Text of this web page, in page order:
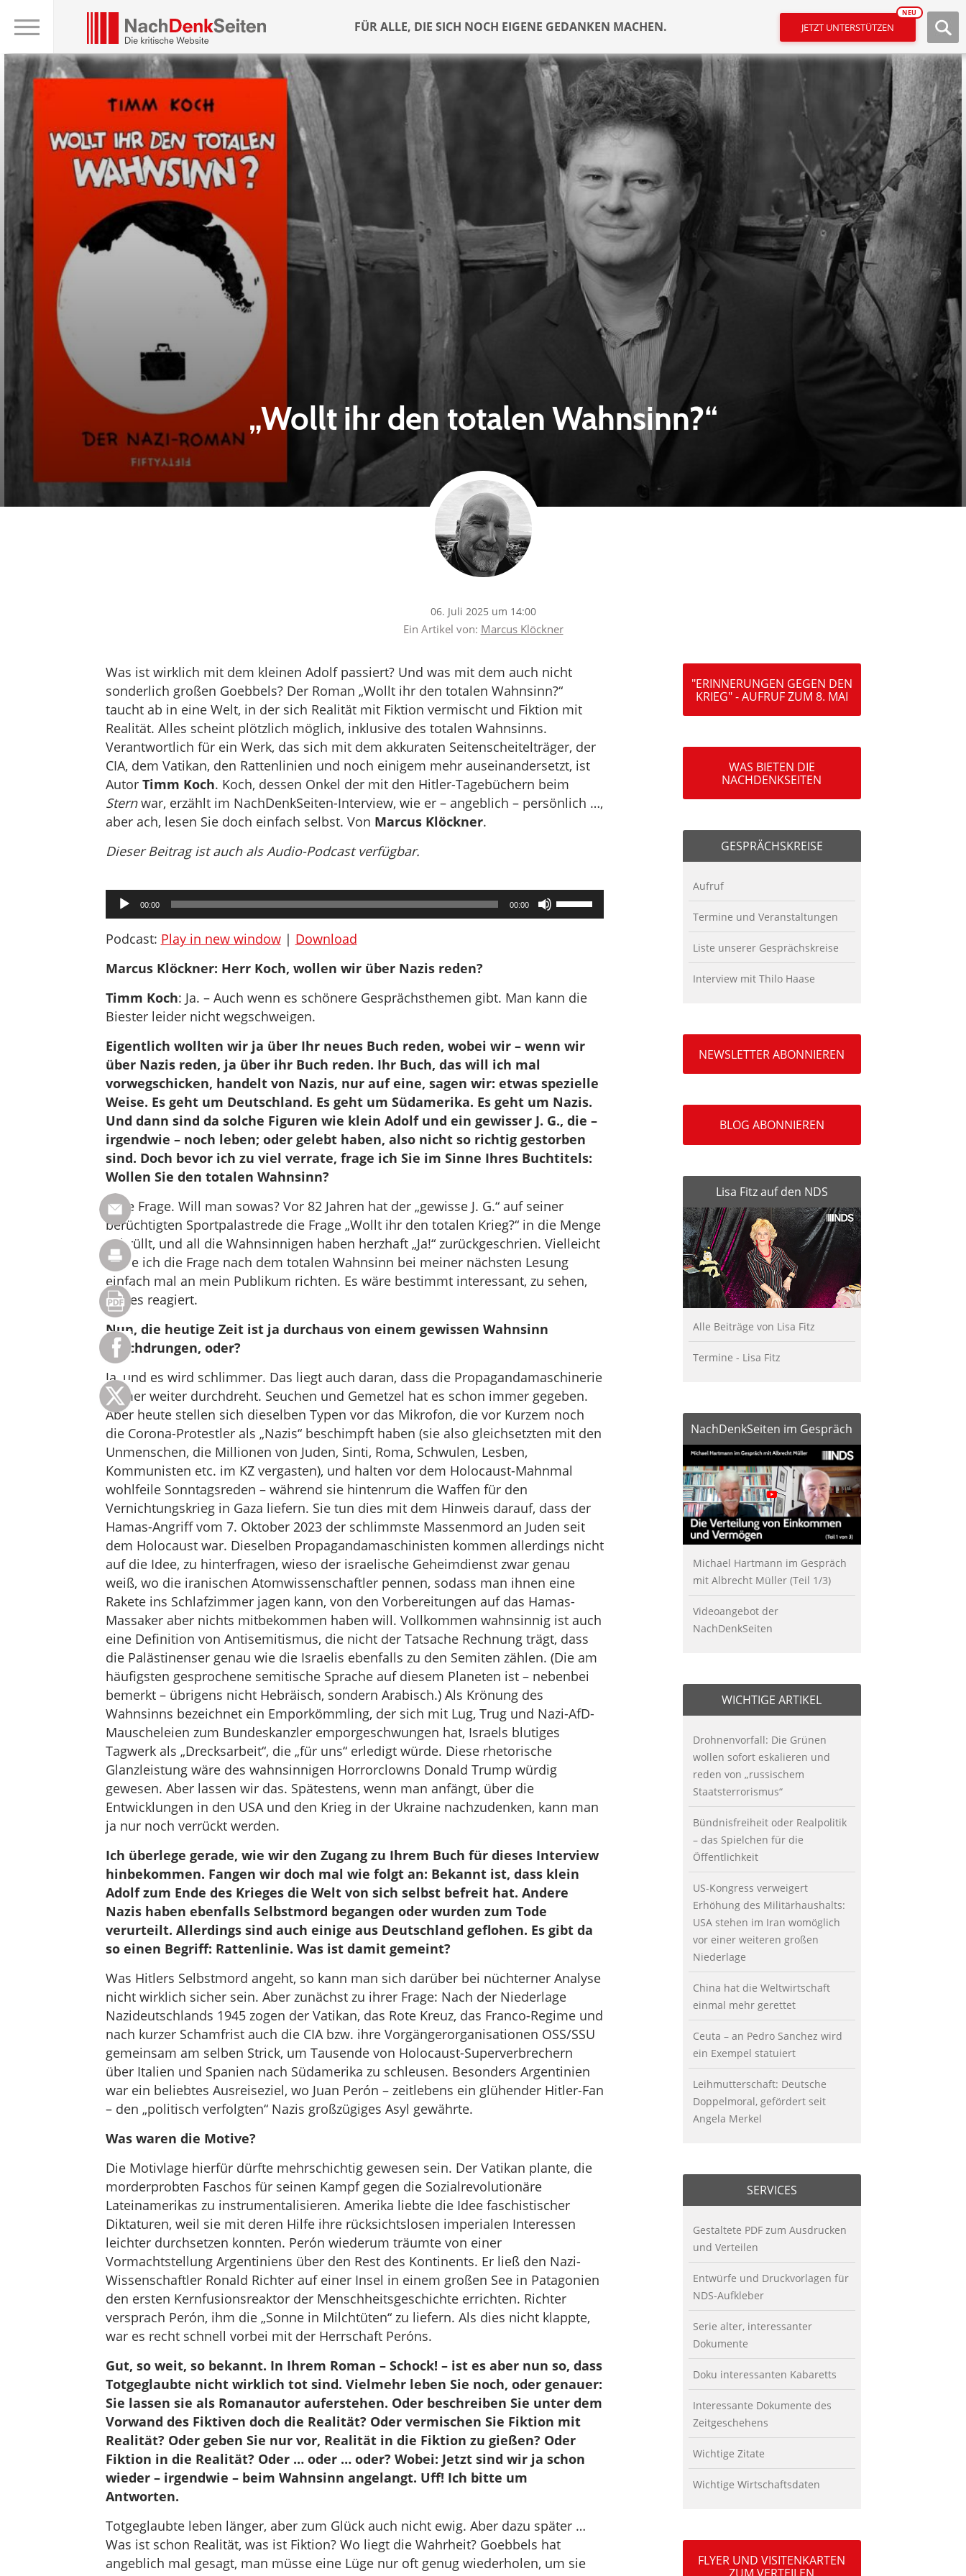
FÜR ALLE, DIE SICH NOCH EIGENE GEDANKEN MACHEN. JETZT UNTERSTÜTZEN
NEU
„Wollt ihr den totalen Wahnsinn?“
06. Juli 2025 um 14:00
Ein Artikel von: Marcus Klöckner
Was ist wirklich mit dem kleinen Adolf passiert? Und was mit dem auch nicht
sonderlich großen Goebbels? Der Roman „Wollt ihr den totalen Wahnsinn?“
taucht ab in eine Welt, in der sich Realität mit Fiktion vermischt und Fiktion mit
Realität. Alles scheint plötzlich möglich, inklusive des totalen Wahnsinns.
Verantwortlich für ein Werk, das sich mit dem akkuraten Seitenscheitelträger, der
CIA, dem Vatikan, den Rattenlinien und noch einigem mehr auseinandersetzt, ist
Autor Timm Koch. Koch, dessen Onkel der mit den Hitler-Tagebüchern beim
Sternwar, erzählt im NachDenkSeiten-Interview, wie er – angeblich – persönlich …,
aber ach, lesen Sie doch einfach selbst. Von Marcus Klöckner.
Dieser Beitrag ist auch als Audio-Podcast verfügbar.
Audio-
Player
00:00 00:00
Pfeiltasten
Hoch/Runter
zu
Podcast: Play in new window| Download
Marcus Klöckner: Herr Koch, wollen wir über Nazis reden?
Timm Koch: Ja. – Auch wenn es schönere Gesprächsthemen gibt. Man kann die
Biester leider nicht wegschweigen.
Eigentlich wollten wir ja über Ihr neues Buch reden, wobei wir – wenn wir
über Nazis reden, ja über ihr Buch reden. Ihr Buch, das will ich mal
vorwegschicken, handelt von Nazis, nur auf eine, sagen wir: etwas spezielle
Weise. Es geht um Deutschland. Es geht um Südamerika. Es geht um Nazis.
Und dann sind da solche Figuren wie klein Adolf und ein gewisser J. G., die –
irgendwie – noch leben; oder gelebt haben, also nicht so richtig gestorben
sind. Doch bevor ich zu viel verrate, frage ich Sie im Sinne Ihres Buchtitels:
Wollen Sie den totalen Wahnsinn?
Gute Frage. Will man sowas? Vor 82 Jahren hat der „gewisse J. G.“ auf seiner
berüchtigten Sportpalastrede die Frage „Wollt ihr den totalen Krieg?“ in die Menge
gebrüllt, und all die Wahnsinnigen haben herzhaft „Ja!“ zurückgeschrien. Vielleicht
sollte ich die Frage nach dem totalen Wahnsinn bei meiner nächsten Lesung
einfach mal an mein Publikum richten. Es wäre bestimmt interessant, zu sehen,
wie es reagiert.
Nun, die heutige Zeit ist ja durchaus von einem gewissen Wahnsinn
durchdrungen, oder?
Ja, und es wird schlimmer. Das liegt auch daran, dass die Propagandamaschinerie
immer weiter durchdreht. Seuchen und Gemetzel hat es schon immer gegeben.
Aber heute stellen sich dieselben Typen vor das Mikrofon, die vor Kurzem noch
die Corona-Protestler als „Nazis“ beschimpft haben (sie also gleichsetzten mit den
Unmenschen, die Millionen von Juden, Sinti, Roma, Schwulen, Lesben,
Kommunisten etc. im KZ vergasten), und halten vor dem Holocaust-Mahnmal
wohlfeile Sonntagsreden – während sie hintenrum die Waffen für den
Vernichtungskrieg in Gaza liefern. Sie tun dies mit dem Hinweis darauf, dass der
Hamas-Angriff vom 7. Oktober 2023 der schlimmste Massenmord an Juden seit
dem Holocaust war. Dieselben Propagandamaschinisten kommen allerdings nicht
auf die Idee, zu hinterfragen, wieso der israelische Geheimdienst zwar genau
weiß, wo die iranischen Atomwissenschaftler pennen, sodass man ihnen eine
Rakete ins Schlafzimmer jagen kann, von den Vorbereitungen auf das Hamas-
Massaker aber nichts mitbekommen haben will. Vollkommen wahnsinnig ist auch
eine Definition von Antisemitismus, die nicht der Tatsache Rechnung trägt, dass
die Palästinenser genau wie die Israelis ebenfalls zu den Semiten zählen. (Die am
häufigsten gesprochene semitische Sprache auf diesem Planeten ist – nebenbei
bemerkt – übrigens nicht Hebräisch, sondern Arabisch.) Als Krönung des
Wahnsinns bezeichnet ein Emporkömmling, der sich mit Lug, Trug und Nazi-AfD-
Mauscheleien zum Bundeskanzler emporgeschwungen hat, Israels blutiges
Tagwerk als „Drecksarbeit“, die „für uns“ erledigt würde. Diese rhetorische
Glanzleistung wäre des wahnsinnigen Horrorclowns Donald Trump würdig
gewesen. Aber lassen wir das. Spätestens, wenn man anfängt, über die
Entwicklungen in den USA und den Krieg in der Ukraine nachzudenken, kann man
ja nur noch verrückt werden.
Ich überlege gerade, wie wir den Zugang zu Ihrem Buch für dieses Interview
hinbekommen. Fangen wir doch mal wie folgt an: Bekannt ist, dass klein
Adolf zum Ende des Krieges die Welt von sich selbst befreit hat. Andere
Nazis haben ebenfalls Selbstmord begangen oder wurden zum Tode
verurteilt. Allerdings sind auch einige aus Deutschland geflohen. Es gibt da
so einen Begriff: Rattenlinie. Was ist damit gemeint?
Was Hitlers Selbstmord angeht, so kann man sich darüber bei nüchterner Analyse
nicht wirklich sicher sein. Aber zunächst zu ihrer Frage: Nach der Niederlage
Nazideutschlands 1945 zogen der Vatikan, das Rote Kreuz, das Franco-Regime und
nach kurzer Schamfrist auch die CIA bzw. ihre Vorgängerorganisationen OSS/SSU
gemeinsam am selben Strick, um Tausende von Holocaust-Superverbrechern
über Italien und Spanien nach Südamerika zu schleusen. Besonders Argentinien
war ein beliebtes Ausreiseziel, wo Juan Perón – zeitlebens ein glühender Hitler-Fan
– den „politisch verfolgten“ Nazis großzügiges Asyl gewährte.
Was waren die Motive?
Die Motivlage hierfür dürfte mehrschichtig gewesen sein. Der Vatikan plante, die
morderprobten Faschos für seinen Kampf gegen die Sozialrevolutionäre
Lateinamerikas zu instrumentalisieren. Amerika liebte die Idee faschistischer
Diktaturen, weil sie mit deren Hilfe ihre rücksichtslosen imperialen Interessen
leichter durchsetzen konnten. Perón wiederum träumte von einer
Vormachtstellung Argentiniens über den Rest des Kontinents. Er ließ den Nazi-
Wissenschaftler Ronald Richter auf einer Insel in einem großen See in Patagonien
den ersten Kernfusionsreaktor der Menschheitsgeschichte errichten. Richter
versprach Perón, ihm die „Sonne in Milchtüten“ zu liefern. Als dies nicht klappte,
war es recht schnell vorbei mit der Herrschaft Peróns.
Gut, so weit, so bekannt. In Ihrem Roman – Schock! – ist es aber nun so, dass
Totgeglaubte nicht wirklich tot sind. Vielmehr leben Sie noch, oder genauer:
Sie lassen sie als Romanautor auferstehen. Oder beschreiben Sie unter dem
Vorwand des Fiktiven doch die Realität? Oder vermischen Sie Fiktion mit
Realität? Oder geben Sie nur vor, Realität in die Fiktion zu gießen? Oder
Fiktion in die Realität? Oder … oder … oder? Wobei: Jetzt sind wir ja schon
wieder – irgendwie – beim Wahnsinn angelangt. Uff! Ich bitte um
Antworten.
Totgeglaubte leben länger, aber zum Glück auch nicht ewig. Aber dazu später …
Was ist schon Realität, was ist Fiktion? Wo liegt die Wahrheit? Goebbels hat
angeblich mal gesagt, man müsse eine Lüge nur oft genug wiederholen, um sie
"ERINNERUNGEN GEGEN DEN
KRIEG" - AUFRUF ZUM 8. MAI
WAS BIETEN DIE
NACHDENKSEITEN
GESPRÄCHSKREISE
Aufruf
Termine und Veranstaltungen
Liste unserer Gesprächskreise
Interview mit Thilo Haase
NEWSLETTER ABONNIEREN
BLOG ABONNIEREN
Lisa Fitz auf den NDS
Alle Beiträge von Lisa Fitz
Termine - Lisa Fitz
NachDenkSeiten im Gespräch
Michael Hartmann im Gespräch
mit Albrecht Müller (Teil 1/3)
Videoangebot der
NachDenkSeiten
WICHTIGE ARTIKEL
Drohnenvorfall: Die Grünen
wollen sofort eskalieren und
reden von „russischem
Staatsterrorismus“
Bündnisfreiheit oder Realpolitik
– das Spielchen für die
Öffentlichkeit
US-Kongress verweigert
Erhöhung des Militärhaushalts:
USA stehen im Iran womöglich
vor einer weiteren großen
Niederlage
China hat die Weltwirtschaft
einmal mehr gerettet
Ceuta – an Pedro Sanchez wird
ein Exempel statuiert
Leihmutterschaft: Deutsche
Doppelmoral, gefördert seit
Angela Merkel
SERVICES
Gestaltete PDF zum Ausdrucken
und Verteilen
Entwürfe und Druckvorlagen für
NDS-Aufkleber
Serie alter, interessanter
Dokumente
Doku interessanten Kabaretts
Interessante Dokumente des
Zeitgeschehens
Wichtige Zitate
Wichtige Wirtschaftsdaten
FLYER UND VISITENKARTEN